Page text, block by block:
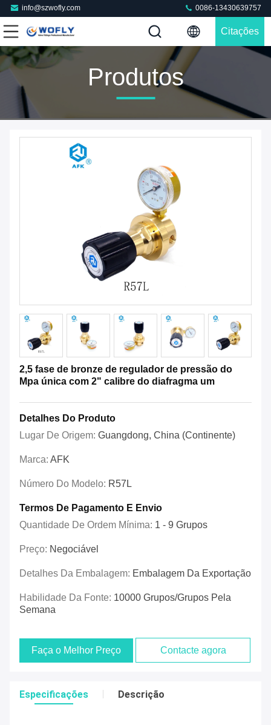
info@szwofly.com 0086-13430639757
Citações
Produtos
2,5 fase de bronze de regulador de pressão do
Mpa única com 2" calibre do diafragma um
Detalhes Do Produto
Lugar De Origem: Guangdong, China (Continente)
Marca: AFK
Número Do Modelo: R57L
Termos De Pagamento E Envio
Quantidade De Ordem Mínima: 1 - 9 Grupos
Preço: Negociável
Detalhes Da Embalagem: Embalagem Da Exportação
Habilidade Da Fonte: 10000 Grupos/grupos Pela
Semana
Faça o Melhor Preço Contacte agora
Especificações Descrição